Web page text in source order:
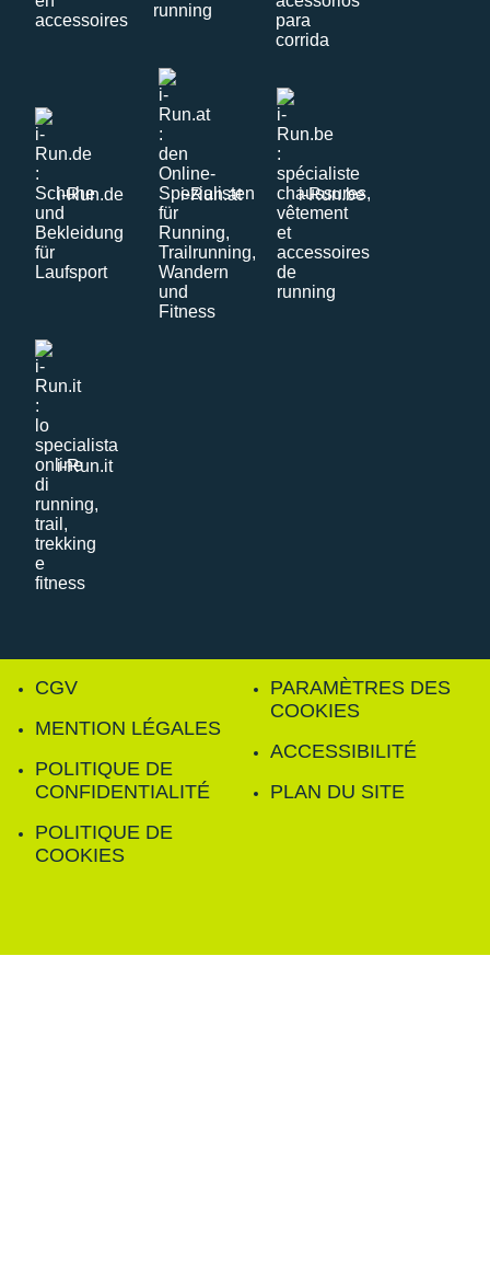
i-Run.de i-Run.at i-Run.be
i-Run.it
CGV
MENTION LÉGALES
POLITIQUE DE
CONFIDENTIALITÉ
POLITIQUE DE
COOKIES
PARAMÈTRES DES
COOKIES
ACCESSIBILITÉ
PLAN DU SITE